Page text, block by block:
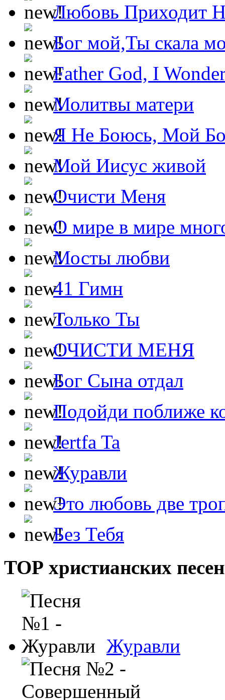
Любовь Приходит
Бог мой,Ты скала
Father God, I
Молитвы матери
Я Не Боюсь, Мой
Мой Иисус живой
Очисти Меня
О мире в мире
Мосты любви
41 Гимн
Только Ты
ОЧИСТИ МЕНЯ
Бог Сына отдал
Подойди поближе
Jertfa Ta
Журавли
Это любовь две
Без Тебя
ТОР христианских песен
Журавли